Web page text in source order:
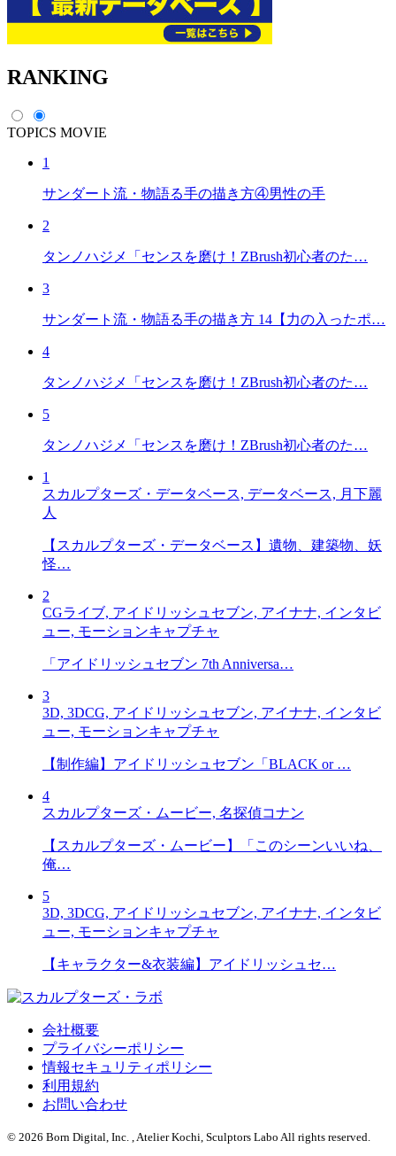
RANKING
TOPICS MOVIE
1
サンダート流・物語る手の描き方④男性の手
2
タンノハジメ「センスを磨け！ZBrush初心者のた…
3
サンダート流・物語る手の描き方 14【力の入ったポ…
4
タンノハジメ「センスを磨け！ZBrush初心者のた…
5
タンノハジメ「センスを磨け！ZBrush初心者のた…
1
スカルプターズ・データベース, データベース, 月下麗
人
【スカルプターズ・データベース】遺物、建築物、妖
怪…
2
CGライブ, アイドリッシュセブン, アイナナ, インタビ
ュー, モーションキャプチャ
「アイドリッシュセブン 7th Anniversa…
3
3D, 3DCG, アイドリッシュセブン, アイナナ, インタビ
ュー, モーションキャプチャ
【制作編】アイドリッシュセブン「BLACK or …
4
スカルプターズ・ムービー, 名探偵コナン
【スカルプターズ・ムービー】「このシーンいいね、
俺…
5
3D, 3DCG, アイドリッシュセブン, アイナナ, インタビ
ュー, モーションキャプチャ
【キャラクター&衣装編】アイドリッシュセ…
会社概要
プライバシーポリシー
情報セキュリティポリシー
利用規約
お問い合わせ
© 2026 Born Digital, Inc. , Atelier Kochi, Sculptors Labo All rights reserved.